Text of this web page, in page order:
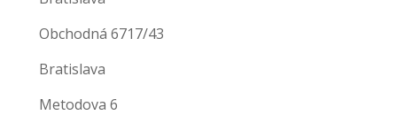
Obchodná 6717/43
Bratislava
Metodova 6